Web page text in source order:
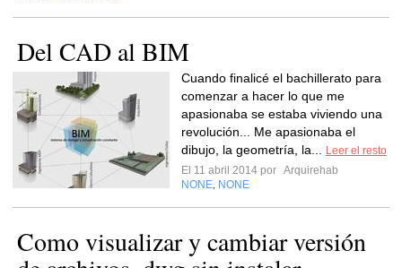
Del CAD al BIM
Cuando finalicé el bachillerato para
comenzar a hacer lo que me
apasionaba se estaba viviendo una
revolución... Me apasionaba el
dibujo, la geometría, la...
Leer el resto
El 11 abril 2014 por Arquirehab
NONE NONE
Como visualizar y cambiar versión